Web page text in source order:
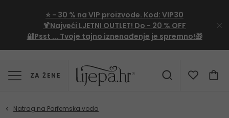
⭐ - 30 % na VIP proizvode. Kod: VIP30
🍹Najveći LJETNI OUTLET! Do - 20 % OFF
🔐Psst ... Tvoje tajno iznenađenje je spremno!🎁
ZA ŽENE